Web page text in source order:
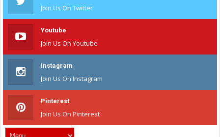
Join Us On Twitter
Youtube
Join Us On Youtube
Instagram
Join Us On Instagram
Pinterest
Join Us On Pinterest